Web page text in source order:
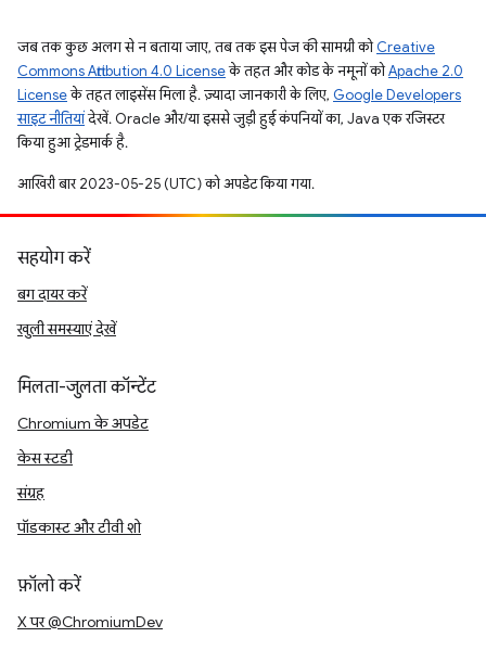
जब तक कुछ अलग से न बताया जाए, तब तक इस पेज की सामग्री कोCreative
Commons Attribution 4.0 Licenseके तहत और कोड के नमूनों कोApache 2.0
Licenseके तहत लाइसेंस मिला है. ज़्यादा जानकारी के लिए, Google Developers
साइट नीतियांदेखें. Oracle और/या इससे जुड़ी हुई कंपनियों का, Java एक रजिस्टर
किया हुआ ट्रेडमार्क है.
आखिरी बार 2023-05-25 (UTC) को अपडेट किया गया.
सहयोग करें
बग दायर करें
खुली समस्याएं देखें
मिलता-जुलता कॉन्टेंट
Chromium के अपडेट
केस स्टडी
संग्रह
पॉडकास्ट और टीवी शो
फ़ॉलो करें
X पर @ChromiumDev